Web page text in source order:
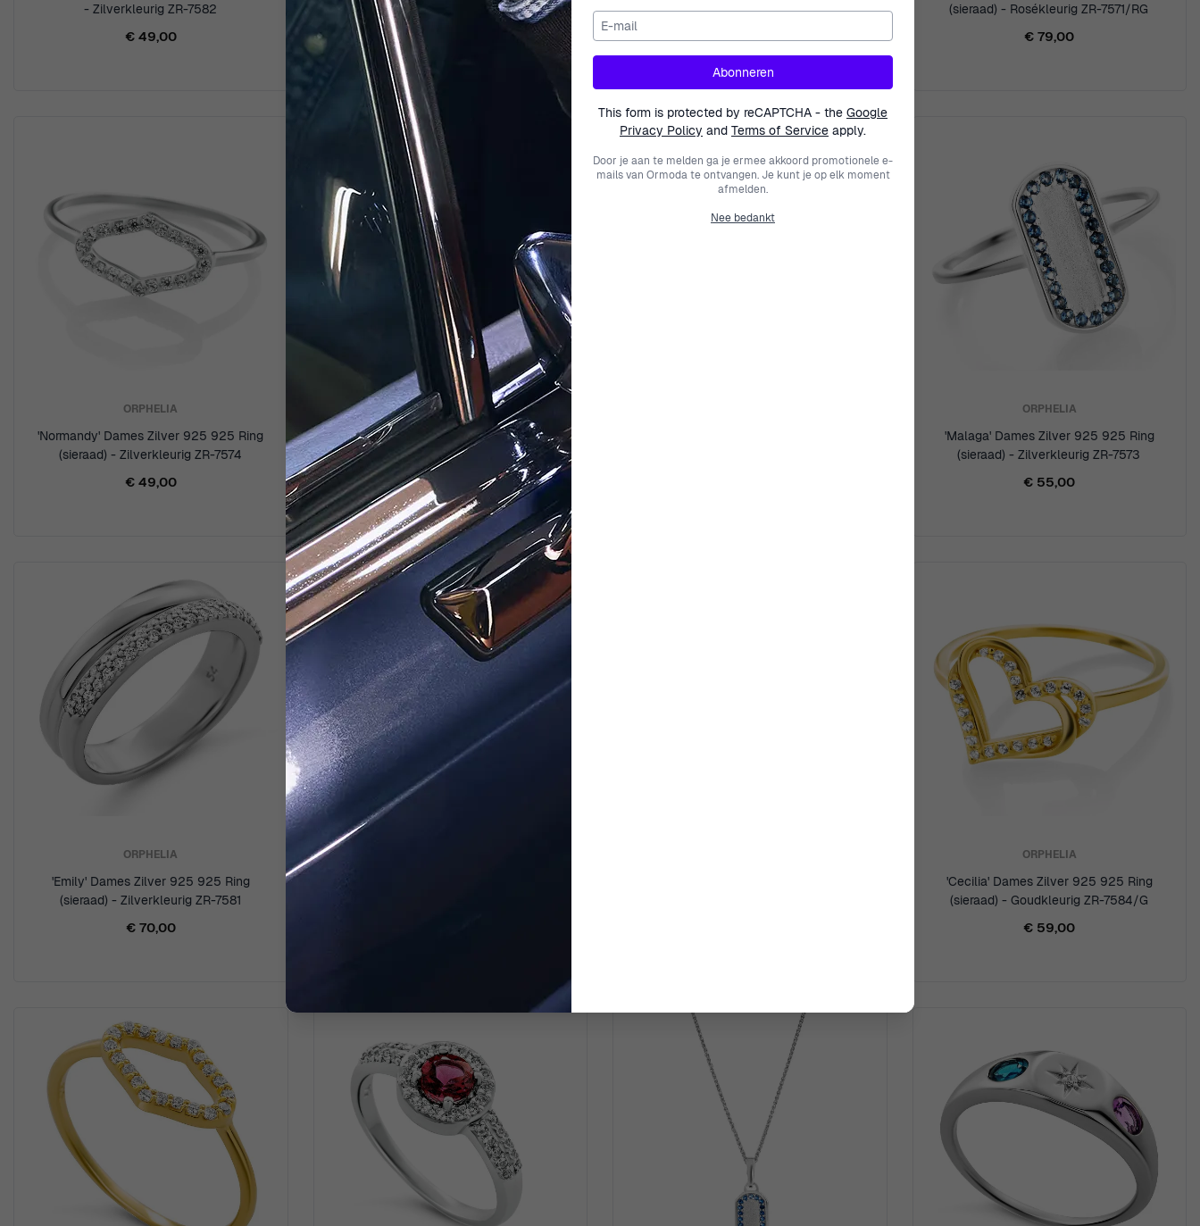
- Zilverkleurig ZR-7582
€ 49,00
(sieraad) - Goudkleurig ZR-7573/G
(sieraad) - Goudkleurig ZR-7577/G
€ 75,00
(sieraad) - Rosékleurig ZR-7571/RG
€ 79,00
ORPHELIA
'Normandy' Dames Zilver 925 925 Ring
(sieraad) - Zilverkleurig ZR-7574
€ 49,00
ORPHELIA
'Santorini' Dames Zilver 925 925 Ring
(sieraad) - Zilverkleurig ZR-7570
€ 49,00
ORPHELIA
'Malaga' Dames Zilver 925 925 Ring
(sieraad) - Zilverkleurig ZR-7573
€ 55,00
ORPHELIA
'Emily' Dames Zilver 925 925 Ring
(sieraad) - Zilverkleurig ZR-7581
€ 70,00
ORPHELIA
'Cecilia' Dames Zilver 925 925 Ring
(sieraad) - Goudkleurig ZR-7584/G
€ 59,00
E-mail
Abonneren
This form is protected by reCAPTCHA - the Google
Privacy Policy and Terms of Service apply.
Door je aan te melden ga je ermee akkoord promotionele e-
mails van Ormoda te ontvangen. Je kunt je op elk moment
afmelden.
Nee bedankt